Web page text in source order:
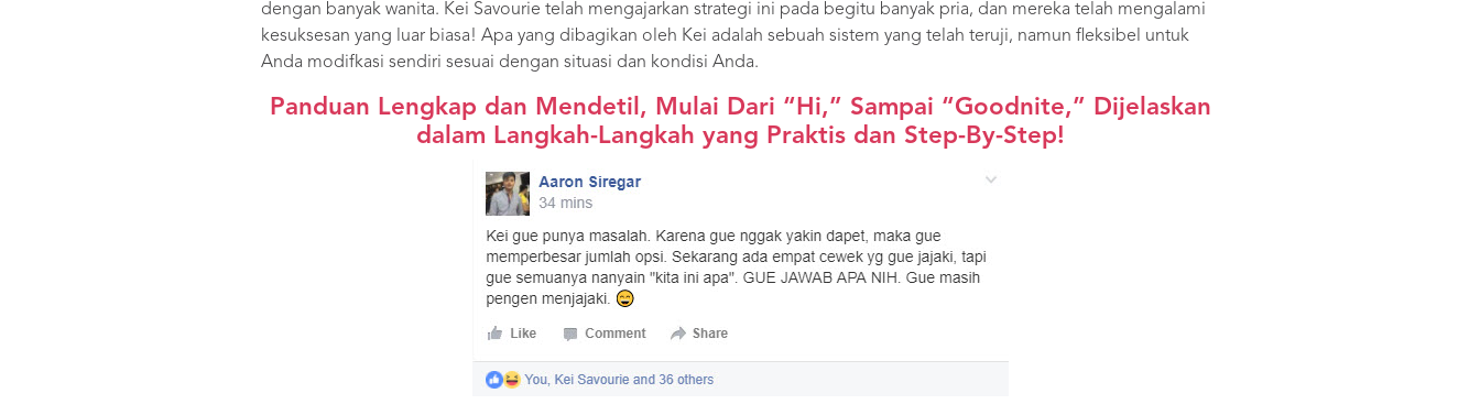
dengan banyak wanita. Kei Savourie telah mengajarkan strategi ini pada begitu banyak pria, dan mereka telah mengalami
kesuksesan yang luar biasa! Apa yang dibagikan oleh Kei adalah sebuah sistem yang telah teruji, namun fleksibel untuk
Anda modifkasi sendiri sesuai dengan situasi dan kondisi Anda.
Panduan Lengkap dan Mendetil, Mulai Dari “Hi,” Sampai “Goodnite,” Dijelaskan
dalam Langkah-Langkah yang Praktis dan Step-By-Step!